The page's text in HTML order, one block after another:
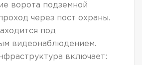
ворота подземной
через пост охраны.
под
видеонаблюдением.
включает: